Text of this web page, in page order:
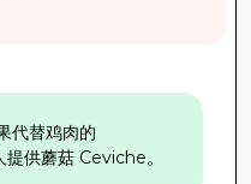
代替鸡肉的
供蘑菇 Ceviche。